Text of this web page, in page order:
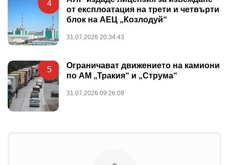
4
от експлоатация на трети и четвърти
блок на АЕЦ „Козлодуй“
31.07.2026 20:34:43
5
Ограничават движението на камиони
по АМ „Тракия“ и „Струма“
31.07.2026 09:26:09